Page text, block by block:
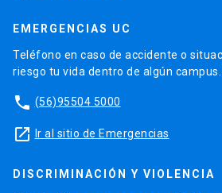
EMERGENCIAS UC
Teléfono en caso de accidente o
riesgo tu vida dentro de algún campus.
phone (56)95504 5000
launch Ir al sitio de Emergencias
DISCRIMINACIÓN Y VIOLENCIA